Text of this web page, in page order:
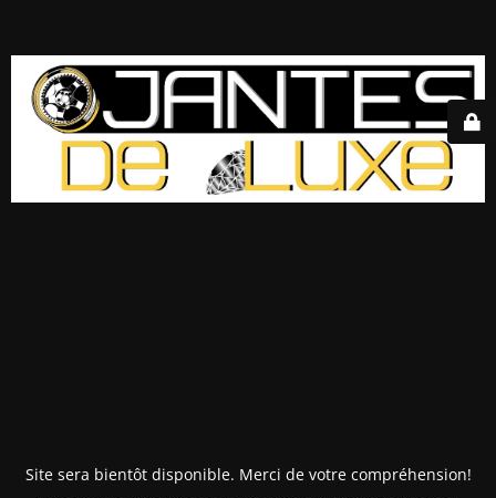
Site sera bientôt disponible. Merci de votre compréhension!